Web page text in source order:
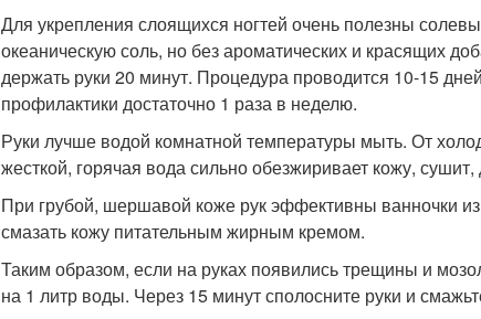
Для укрепления слоящихся ногтей очень полезны
океаническую соль, но без ароматических и красящих
держать руки 20 минут. Процедура проводится 10-15
профилактики достаточно 1 раза в неделю.
Руки лучше водой комнатной температуры мыть. От
жесткой, горячая вода сильно обезжиривает кожу,
При грубой, шершавой коже рук эффективны ванночки
смазать кожу питательным жирным кремом.
Таким образом, если на руках появились трещины и
на 1 литр воды. Через 15 минут сполосните руки и